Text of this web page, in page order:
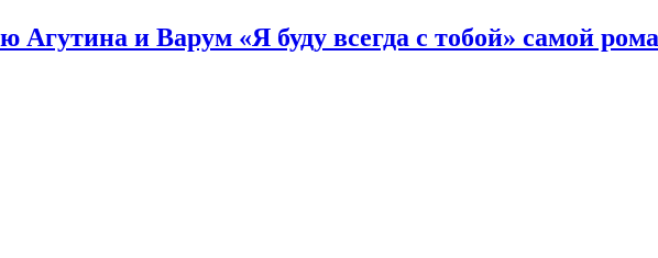
Агутина и Варум «Я буду всегда с тобой» самой